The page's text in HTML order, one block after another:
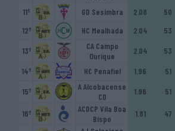
11º
GD Sesimbra 2.08 50
12º
HC Mealhada 2.04 53
13º
CA Campo
Ourique
2.04 53
14º
HC Penafiel 1.96 51
15º
A Alcobacense
CD
1.96 51
16º
ACDCP Vila Boa
Bispo
1.81 47